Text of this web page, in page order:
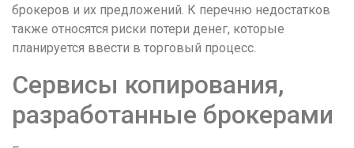
брокеров и их предложений. К перечню недостатков
также относятся риски потери денег, которые
планируется ввести в торговый процесс.
Сервисы копирования,
разработанные брокерами